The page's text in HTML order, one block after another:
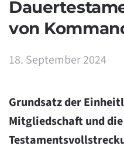
von
18. September 2024
Grundsatz der
Mitgliedschaft und